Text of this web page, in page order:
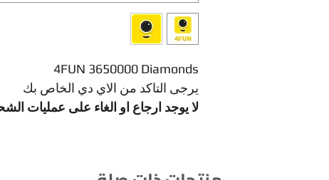
4FUN 3650000 Diamonds
يرجى التاكد من الاي دي الخاص بك
لا يوجد ارجاع او الغاء على عمليات